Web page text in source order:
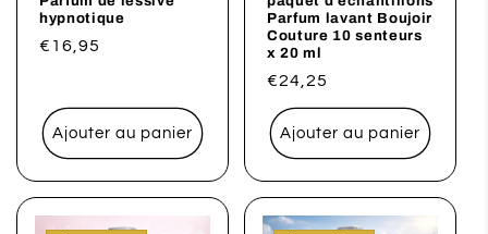
hypnotique
Prix
€16,95
Ajouter au panier
Parfum lavant Boujoir
Couture 10 senteurs
x 20 ml
Prix
habituel
€24,25
Ajouter au panier